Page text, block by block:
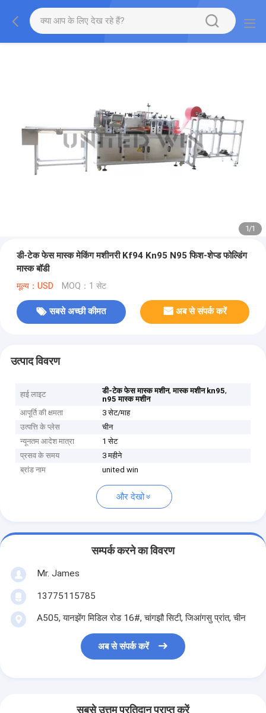
1/1
डी-टेक फेस मास्क मेकिंग मशीनरी Kf94 Kn95 N95 फिश-शेप्ड फोल्डिंग
मास्क बॉडी
मूल्य：USD MOQ：1 सेट
सबसे अच्छी कीमत अब से संपर्क करें
उत्पाद विवरण
हाई लाइट डी-टेक फेस मास्क मशीन,मास्क मशीन kn95,
n95 मास्क मशीन
आपूर्ति की क्षमता
3 सेट/माह
उत्पत्ति के प्लेस
चीन
न्यूनतम आदेश मात्रा
1 सेट
प्रसव के समय
3 महीने
ब्रांड नाम
united win
और देखो
सम्पर्क करने का विवरण
Mr. James
13775115785
A505, यानझेंग मिडिल रोड 16#, चांगझौ सिटी, जिआंगसु प्रांत, चीन
अब से संपर्क करें
सबसे उत्तम प्रतिदान प्राप्त करें